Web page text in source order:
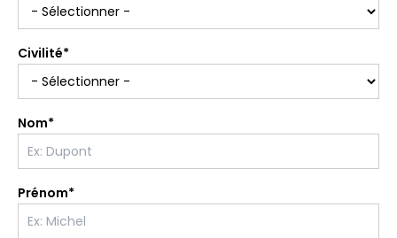
Civilité*
Nom*
Prénom*